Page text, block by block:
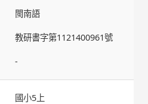
閩南語
教研書字第1121400961號
-
國小5上